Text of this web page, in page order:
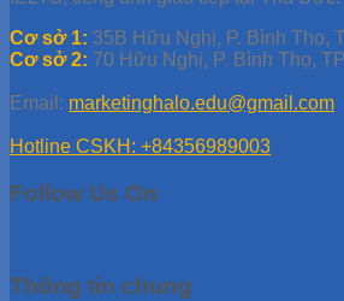
Cơ sở 1: 35B Hữu Nghị, P. Bình Thọ,
Cơ sở 2: 70 Hữu Nghị, P. Bình Thọ,
Email: marketinghalo.edu@gmail.com
Hotline CSKH: +84356989003
Follow Us On
Thông tin chung